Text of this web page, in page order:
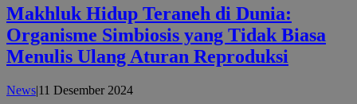
Makhluk Hidup Teraneh di Dunia:
Organisme Simbiosis yang Tidak Biasa
Menulis Ulang Aturan Reproduksi
News|11 Desember 2024oleh